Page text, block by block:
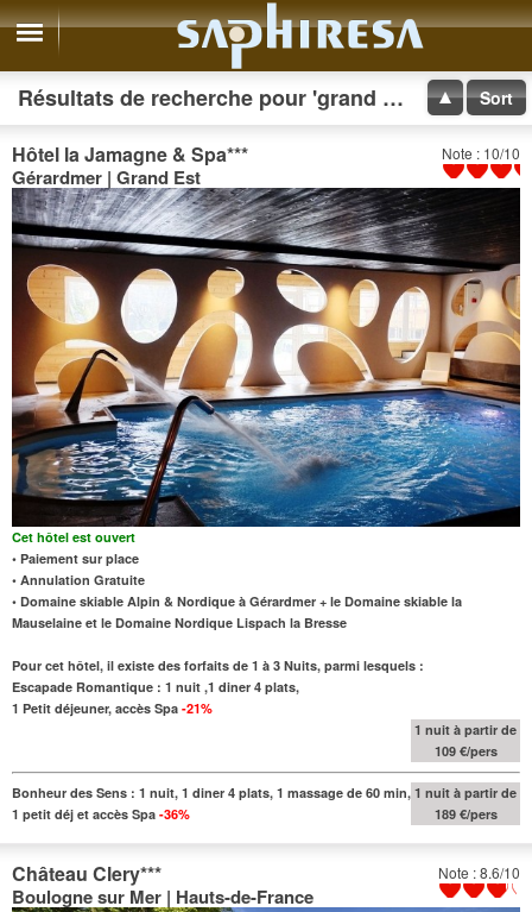
Résultats de recherche pour 'grand hotel' Sort
Note : 10/10
Hôtel la Jamagne & Spa***
Gérardmer | Grand Est
Cet hôtel est ouvert
• Paiement sur place
• Annulation Gratuite
• Domaine skiable Alpin & Nordique à Gérardmer + le Domaine skiable la
Mauselaine et le Domaine Nordique Lispach la Bresse
Pour cet hôtel, il existe des forfaits de 1 à 3 Nuits, parmi lesquels :
Escapade Romantique : 1 nuit ,1 diner 4 plats,
1 Petit déjeuner, accès Spa -21%
1 nuit à partir de
109 €/pers
Bonheur des Sens : 1 nuit, 1 diner 4 plats, 1 massage de 60 min,
1 petit déj et accès Spa -36%
1 nuit à partir de
189 €/pers
Note : 8.6/10
Château Clery***
Boulogne sur Mer | Hauts-de-France